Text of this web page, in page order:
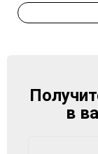
в